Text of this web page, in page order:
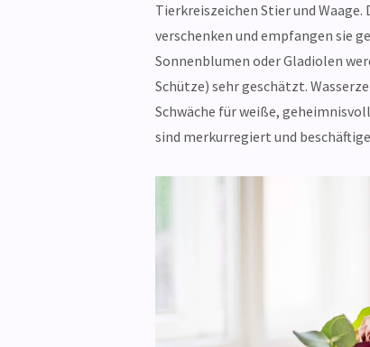
Tierkreiszeichen Stier und
verschenken und empfangen sie
Sonnenblumen oder Gladiolen
Schütze) sehr geschätzt.
Schwäche für weiße,
sind merkurregiert und